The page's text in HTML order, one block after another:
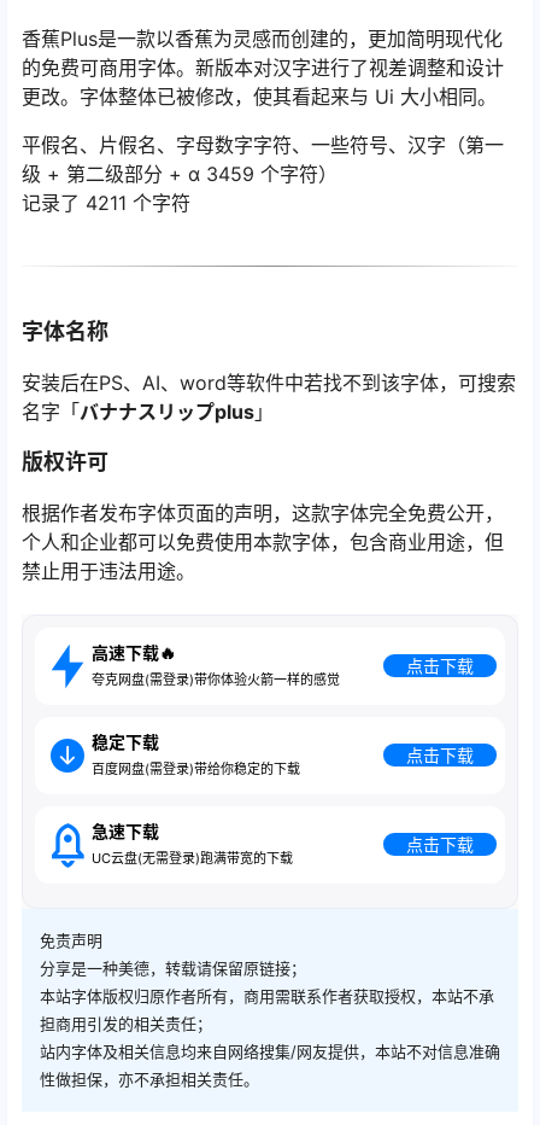
香蕉Plus是一款以香蕉为灵感而创建的，更加简明现代化
的免费可商用字体。新版本对汉字进行了视差调整和设计
更改。字体整体已被修改，使其看起来与 Ui 大小相同。
平假名、片假名、字母数字字符、一些符号、汉字（第一
级 + 第二级部分 + α 3459 个字符）
记录了 4211 个字符
字体名称
安装后在PS、AI、word等软件中若找不到该字体，可搜索
名字「バナナスリップplus 」
版权许可
根据作者发布字体页面的声明，这款字体完全免费公开，
个人和企业都可以免费使用本款字体，包含商业用途，但
禁止用于违法用途。
高速下载🔥
夸克网盘(需登录)带你体验火箭一样的感觉
点击下载
稳定下载
百度网盘(需登录)带给你稳定的下载
点击下载
急速下载
UC云盘(无需登录)跑满带宽的下载
点击下载
免责声明
分享是一种美德，转载请保留原链接；
本站字体版权归原作者所有，商用需联系作者获取授权，本站不承
担商用引发的相关责任；
站内字体及相关信息均来自网络搜集/网友提供，本站不对信息准确
性做担保，亦不承担相关责任。